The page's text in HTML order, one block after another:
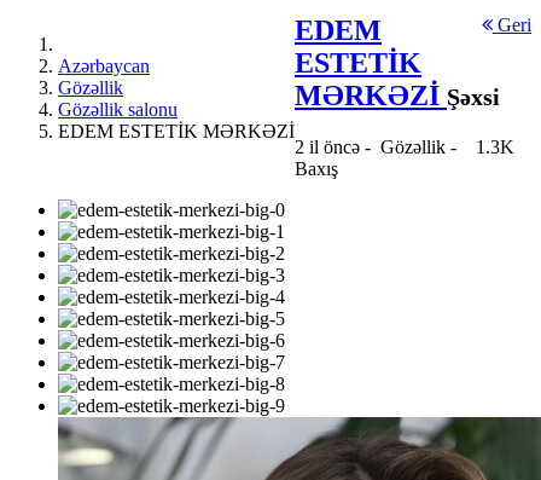
Azərbaycan
Gözəllik
Gözəllik salonu
EDEM ESTETİK MƏRKƏZİ
Geri
EDEM
ESTETİK
MƏRKƏZİ Şəxsi
2 il öncə - Gözəllik -
1.3K
Baxış